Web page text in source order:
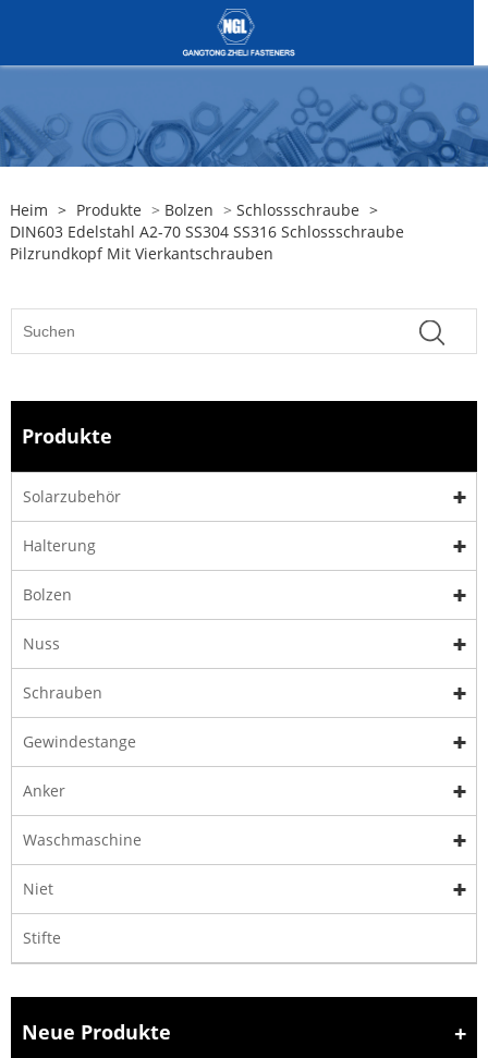
Heim > Produkte > Bolzen > Schlossschraube >
DIN603 Edelstahl A2-70 SS304 SS316 Schlossschraube
Pilzrundkopf Mit Vierkantschrauben
Produkte
Solarzubehör
Halterung
Bolzen
Nuss
Schrauben
Gewindestange
Anker
Waschmaschine
Niet
Stifte
Neue Produkte